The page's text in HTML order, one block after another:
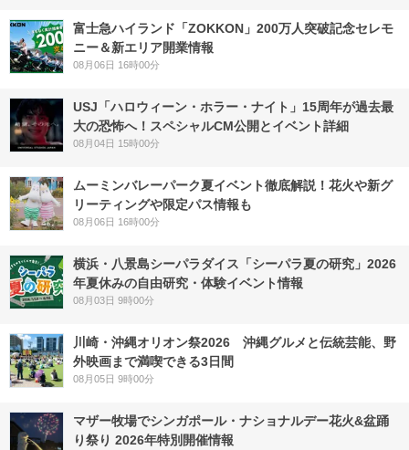
富士急ハイランド「ZOKKON」200万人突破記念セレモ
ニー＆新エリア開業情報
08月06日 16時00分
USJ「ハロウィーン・ホラー・ナイト」15周年が過去最
大の恐怖へ！スペシャルCM公開とイベント詳細
08月04日 15時00分
ムーミンバレーパーク夏イベント徹底解説！花火や新グ
リーティングや限定パス情報も
08月06日 16時00分
横浜・八景島シーパラダイス「シーパラ夏の研究」2026
年夏休みの自由研究・体験イベント情報
08月03日 9時00分
川崎・沖縄オリオン祭2026 沖縄グルメと伝統芸能、野
外映画まで満喫できる3日間
08月05日 9時00分
マザー牧場でシンガポール・ナショナルデー花火&盆踊
り祭り 2026年特別開催情報